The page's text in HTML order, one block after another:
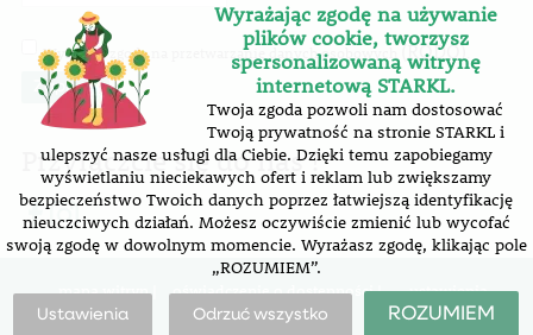
Wyrażam zgodę na przetwarzanie danych osobowych (RODO)
Przyłączcie się do nas !
mapa witryn | oświadczenie o dostępności|
ustawienia
plików cookie
Wyrażając zgodę na używanie
plików cookie, tworzysz
spersonalizowaną witrynę
internetową STARKL.
Twoja zgoda pozwoli nam dostosować
Twoją prywatność na stronie STARKL i
ulepszyć nasze usługi dla Ciebie. Dzięki temu zapobiegamy
wyświetlaniu nieciekawych ofert i reklam lub zwiększamy
bezpieczeństwo Twoich danych poprzez łatwiejszą identyfikację
nieuczciwych działań. Możesz oczywiście zmienić lub wycofać
swoją zgodę w dowolnym momencie. Wyrażasz zgodę, klikając pole
„ROZUMIEM”.
Ustawienia Odrzuć wszystko ROZUMIEM